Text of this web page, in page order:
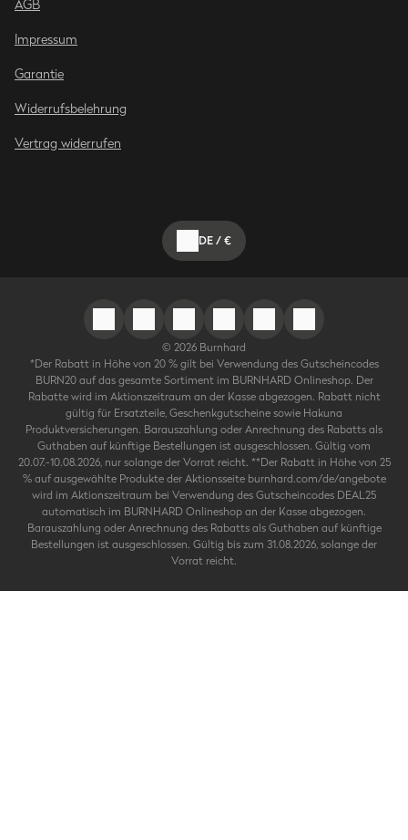
AGB
Impressum
Garantie
Widerrufsbelehrung
Vertrag widerrufen
DE/€
© 2026 Burnhard
*Der Rabatt in Höhe von 20 % gilt bei Verwendung des Gutscheincodes
BURN20 auf das gesamte Sortiment im BURNHARD Onlineshop. Der
Rabatte wird im Aktionszeitraum an der Kasse abgezogen. Rabatt nicht
gültig für Ersatzteile, Geschenkgutscheine sowie Hakuna
Produktversicherungen. Barauszahlung oder Anrechnung des Rabatts als
Guthaben auf künftige Bestellungen ist ausgeschlossen. Gültig vom
20.07.-10.08.2026, nur solange der Vorrat reicht. **Der Rabatt in Höhe von 25
% auf ausgewählte Produkte der Aktionsseite burnhard.com/de/angebote
wird im Aktionszeitraum bei Verwendung des Gutscheincodes DEAL25
automatisch im BURNHARD Onlineshop an der Kasse abgezogen.
Barauszahlung oder Anrechnung des Rabatts als Guthaben auf künftige
Bestellungen ist ausgeschlossen. Gültig bis zum 31.08.2026, solange der
Vorrat reicht.